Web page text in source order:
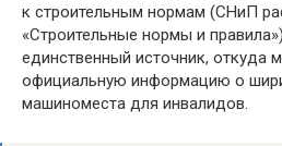
к строительным нормам (СНиП
«Строительные нормы и
единственный источник, откуда
официальную информацию о
машиноместа для инвалидов.